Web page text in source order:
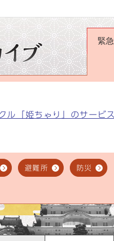
緊
ル「姫ちゃり」のサービ
避難所 防災